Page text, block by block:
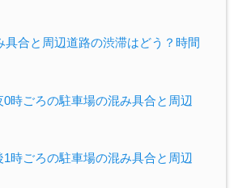
具合と周辺道路の渋滞はどう？時間
0時ごろの駐車場の混み具合と周辺
1時ごろの駐車場の混み具合と周辺